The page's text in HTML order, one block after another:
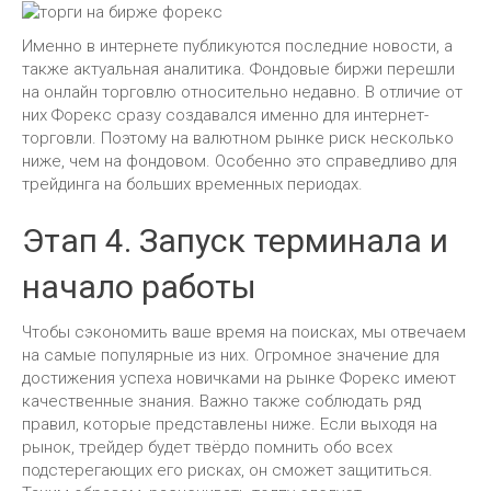
Именно в интернете публикуются последние новости, а
также актуальная аналитика. Фондовые биржи перешли
на онлайн торговлю относительно недавно. В отличие от
них Форекс сразу создавался именно для интернет-
торговли. Поэтому на валютном рынке риск несколько
ниже, чем на фондовом. Особенно это справедливо для
трейдинга на больших временных периодах.
Этап 4. Запуск терминала и
начало работы
Чтобы сэкономить ваше время на поисках, мы отвечаем
на самые популярные из них. Огромное значение для
достижения успеха новичками на рынке Форекс имеют
качественные знания. Важно также соблюдать ряд
правил, которые представлены ниже. Если выходя на
рынок, трейдер будет твёрдо помнить обо всех
подстерегающих его рисках, он сможет защититься.